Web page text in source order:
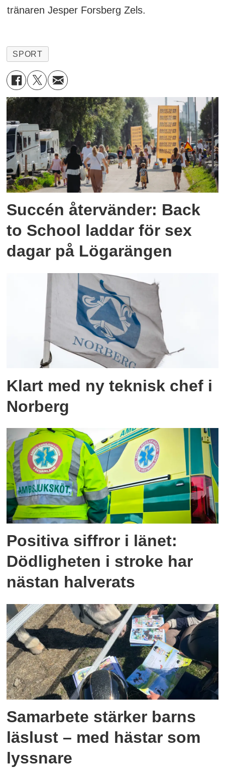
tränaren Jesper Forsberg Zels.
SPORT
Succén återvänder: Back
to School laddar för sex
dagar på Lögarängen
Klart med ny teknisk chef i
Norberg
Positiva siffror i länet:
Dödligheten i stroke har
nästan halverats
Samarbete stärker barns
läslust – med hästar som
lyssnare